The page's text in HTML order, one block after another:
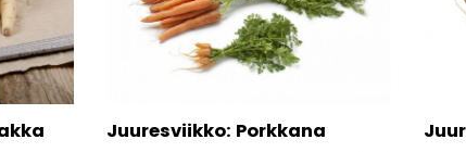
Juuresviikko: Porkkana